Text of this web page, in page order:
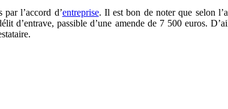
l’accord d’entreprise. Il est bon de noter que selon
d’entrave, passible d’une amende de 7 500 euros.